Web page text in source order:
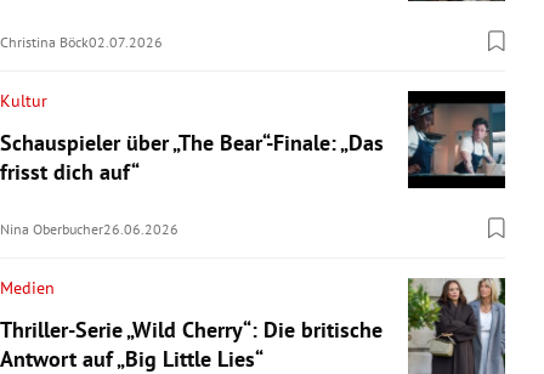
Christina Böck02.07.2026
Kultur
Schauspieler über „The Bear“-Finale: „Das
frisst dich auf“
Nina Oberbucher26.06.2026
Medien
Thriller-Serie „Wild Cherry“: Die britische
Antwort auf „Big Little Lies“